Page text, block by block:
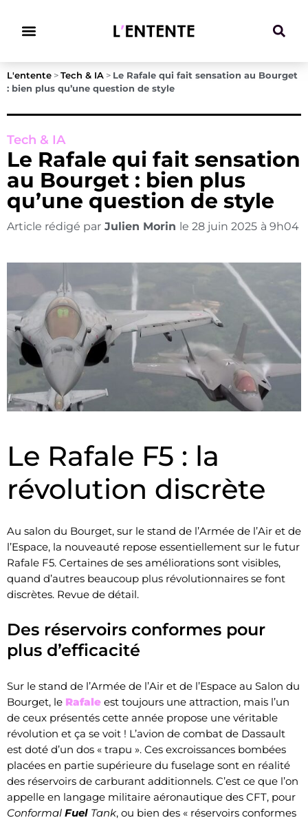
L'entente > Tech & IA > Le Rafale qui fait sensation au Bourget
: bien plus qu’une question de style
Tech & IA
Le Rafale qui fait sensation
au Bourget : bien plus
qu’une question de style
Article rédigé par Julien Morin le 28 juin 2025 à 9h04
Le Rafale F5 : la
révolution discrète
Au salon du Bourget, sur le stand de l’Armée de l’Air et de
l’Espace, la nouveauté repose essentiellement sur le futur
Rafale F5. Certaines de ses améliorations sont visibles,
quand d’autres beaucoup plus révolutionnaires se font
discrètes. Revue de détail.
Des réservoirs conformes pour
plus d’efficacité
Sur le stand de l’Armée de l’Air et de l’Espace au Salon du
Bourget, le Rafale est toujours une attraction, mais l’un
de ceux présentés cette année propose une véritable
révolution et ça se voit ! L’avion de combat de Dassault
est doté d’un dos « trapu ». Ces excroissances bombées
placées en partie supérieure du fuselage sont en réalité
des réservoirs de carburant additionnels. C’est ce que l’on
appelle en langage militaire aéronautique des CFT, pour
Conformal Fuel Tank, ou bien des « réservoirs conformes